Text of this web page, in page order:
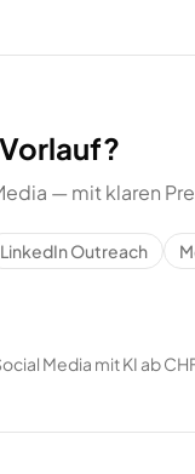
— mit klaren
LinkedIn Outreach
Media mit KI ab